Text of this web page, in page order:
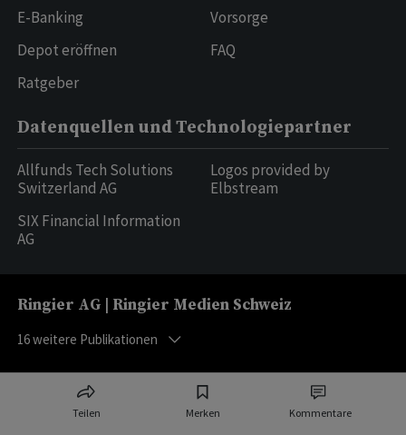
Teilen Merken Kommentare
E-Banking
Depot eröffnen
Ratgeber
Vorsorge
FAQ
Datenquellen und Technologiepartner
Allfunds Tech Solutions
Switzerland AG
SIX Financial Information
AG
Logos provided by
Elbstream
Ringier AG | Ringier Medien Schweiz
16weitere Publikationen